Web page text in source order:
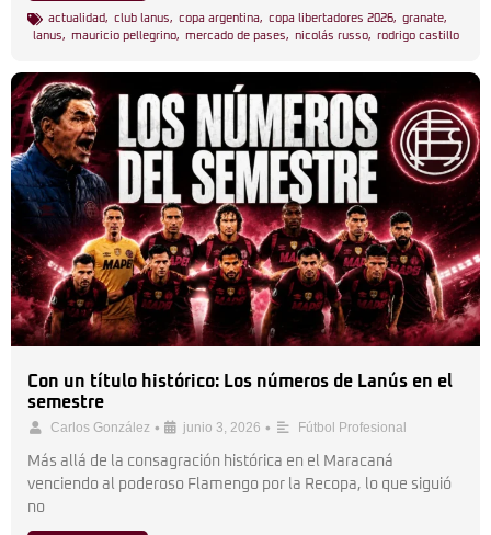
actualidad, club lanus, copa argentina, copa libertadores 2026, granate,
lanus, mauricio pellegrino, mercado de pases, nicolás russo, rodrigo castillo
Con un título histórico: Los números de Lanús en el
semestre
Carlos González • junio 3, 2026 • Fútbol Profesional
Más allá de la consagración histórica en el Maracaná
venciendo al poderoso Flamengo por la Recopa, lo que siguió
no